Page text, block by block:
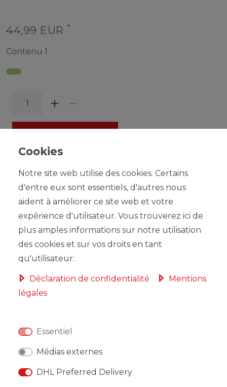
44,99 EUR *
Contenu 1
LISTE DE SOUHAITS
* avec TVA horsFrais de livraison
AUTRES DÉTAILS
RESPONSABLE DE L'UE
FABRICANT
Cookies
Notre site web utilise des cookies. Certains
d'entre eux sont essentiels, d'autres nous
aident à améliorer ce site web et votre
expérience d'utilisateur. Vous trouverez ici de
plus amples informations sur notre utilisation
des cookies et sur vos droits en tant
qu'utilisateur:
Déclaration de confidentialité
Mentions
légales
Essentiel
Médias externes
DHL Preferred Delivery